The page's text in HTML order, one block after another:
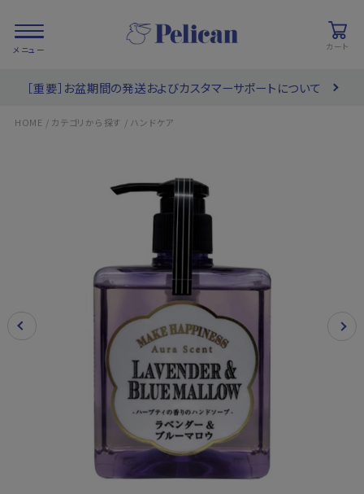
カート
/ 商品を探す
COLLECTIONS/ ブランド一覧
お問い合わせ
［重要］お盆期間の発送およびカスタマーサポートについて
HOME / カテゴリから探す / ハンドケア